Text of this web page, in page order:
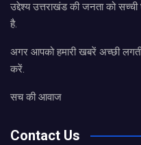
उद्देश्य उत्तराखंड की जनता को
है.
अगर आपको हमारी खबरें अच्छी लगती
करें.
सच की आवाज
Contact Us